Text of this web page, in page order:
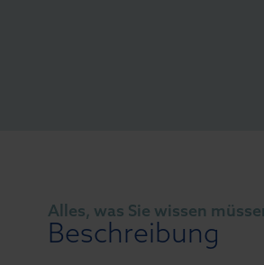
Alles, was Sie wissen
Beschreibung